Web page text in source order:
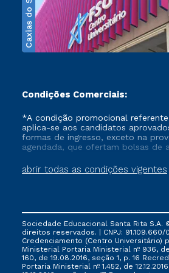
Caxias do Sul
Condições Comerciais:
abrir todas as condições vigentes
*A condição promocional
aplica-se aos candidatos
formas de ingresso, exceto na
agendada, que ofertam bolsas de
que ainda não tenham efetivado e/
cancelado ou trancado sua
FIES, Prouni e outros programas
não se acumula com nenhuma
ofertada pela Instituição.
Sociedade Educacional Santa Rita S.A.
direitos reservados. | CNPJ: 91.109.660/
Credenciamento (Centro Universitário)
Ministerial Portaria Ministerial nº 936, de
160, de 19.08.2016, seção 1, p. 16
Portaria Ministerial nº 1.452, de